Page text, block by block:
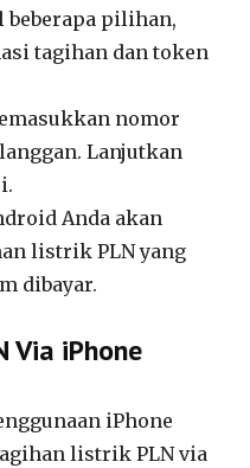
beberapa pilihan,
tagihan dan token
nomor
Lanjutkan
Anda akan
listrik PLN yang
dibayar.
Via iPhone
iPhone
listrik PLN via